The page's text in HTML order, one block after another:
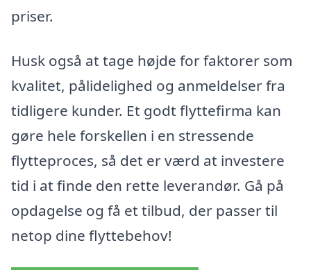
priser.
Husk også at tage højde for faktorer som
kvalitet, pålidelighed og anmeldelser fra
tidligere kunder. Et godt flyttefirma kan
gøre hele forskellen i en stressende
flytteproces, så det er værd at investere
tid i at finde den rette leverandør. Gå på
opdagelse og få et tilbud, der passer til
netop dine flyttebehov!